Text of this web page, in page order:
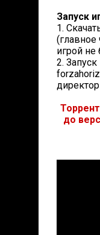
Запуск
1.
(главное
игрой
2.
до